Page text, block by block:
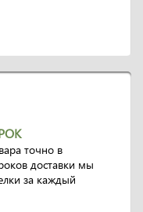
точно в
доставки мы
за каждый